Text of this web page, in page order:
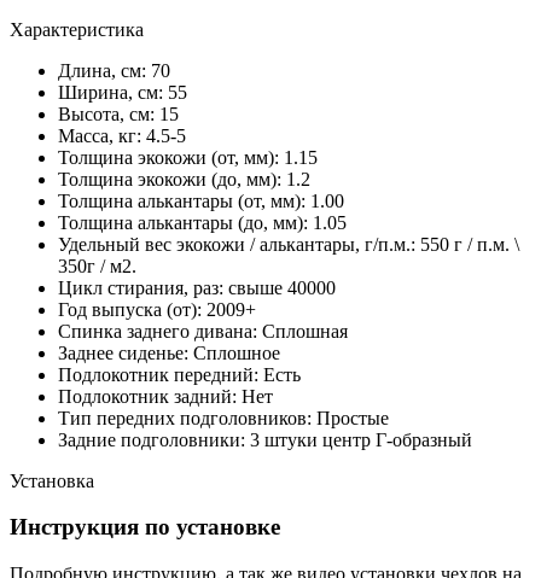
Характеристика
Длина, см: 70
Ширина, см: 55
Высота, см: 15
Масса, кг: 4.5-5
Толщина экокожи (от, мм): 1.15
Толщина экокожи (до, мм): 1.2
Толщина алькантары (от, мм): 1.00
Толщина алькантары (до, мм): 1.05
Удельный вес экокожи / алькантары, г/п.м.: 550 г / п.м. \
350г / м2.
Цикл стирания, раз: свыше 40000
Год выпуска (от): 2009+
Спинка заднего дивана: Сплошная
Заднее сиденье: Сплошное
Подлокотник передний: Есть
Подлокотник задний: Нет
Тип передних подголовников: Простые
Задние подголовники: 3 штуки центр Г-образный
Установка
Инструкция по установке
Подробную инструкцию, а так же видео установки чехлов на